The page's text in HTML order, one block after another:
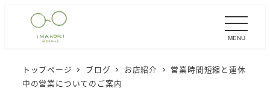
MENU
トップページ ブログ お店紹介
営業時間短縮と連休
中の営業についてのご案内